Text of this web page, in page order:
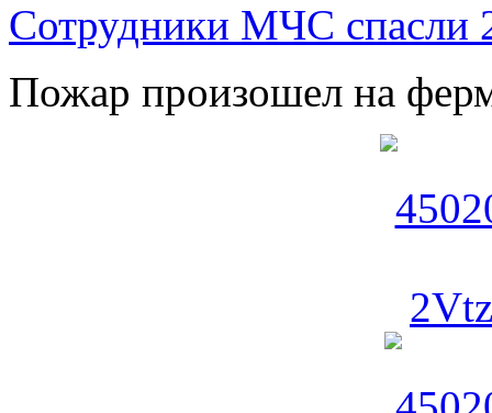
Сотрудники МЧС спасли
Пожар произошел на